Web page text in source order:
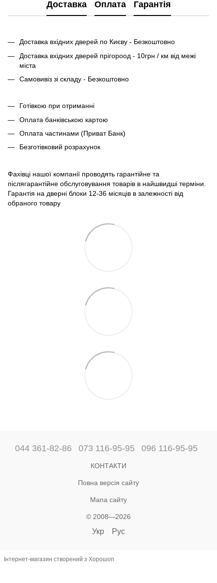
Доставка Оплата Гарантія
Доставка вхідних дверей по Києву - Безкоштовно
Доставка вхідних дверей прігороод - 10грн / км від межі
міста
Самовивіз зі складу - Безкоштовно
Готівкою при отриманні
Оплата банківською картою
Оплата частинами (Приват Банк)
Безготівковий розрахунок
Фахівці нашої компанії проводять гарантійне та
післягарантійне обслуговування товарів в найшвидші терміни.
Гарантія на дверні блоки 12-36 місяців в залежності від
обраного товару
044 361-82-86 073 116-95-95 096 116-95-95
КОНТАКТИ
Повна версія сайту
Мапа сайту
© 2008—2026
Укр Рус
Інтернет-магазин створений з Хорошоп